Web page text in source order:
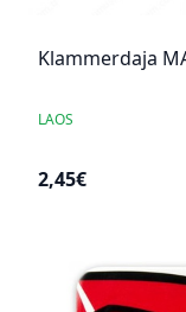
LAOS
2,45€